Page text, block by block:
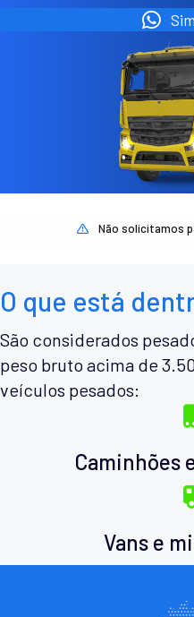
Não solicitamos
O que está
São considerados
peso bruto acima de
veículos pesados:
Caminhões
Vans e